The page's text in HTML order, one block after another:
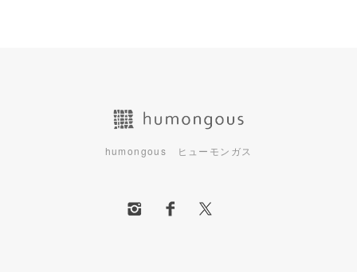
humongous ヒューモンガス